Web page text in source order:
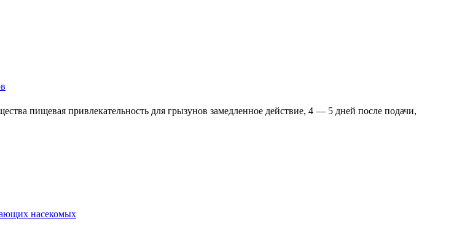
пищевая привлекательность для грызунов замедленное действие, 4 — 5 дней после подачи,
насекомых